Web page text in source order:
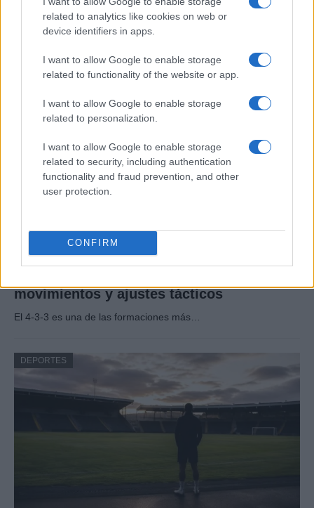
related to analytics like cookies on web or
device identifiers in apps.
I want to allow Google to enable storage
related to functionality of the website or app.
I want to allow Google to enable storage
related to personalization.
I want to allow Google to enable storage
related to security, including authentication
functionality and fraud prevention, and other
user protection.
CONFIRM
FIFA anuncia que las futbolistas recibirán
baja de maternidad
La FIFA anunció que las futbolistas profesionales recibirán…
DEPORTES
movimientos y ajustes tácticos
El 4-3-3 es una de las formaciones más…
DEPORTES